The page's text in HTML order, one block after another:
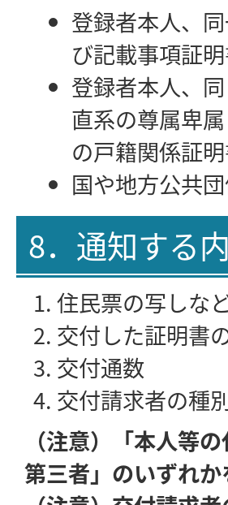
登録者本人、
び記載事項証
登録者本人、
直系の尊属卑
の戸籍関係証
国や地方公共
8．通知する
住民票の写しな
交付した証明書
交付通数
交付請求者の種
（注意）「本人等
第三者」のいずれ